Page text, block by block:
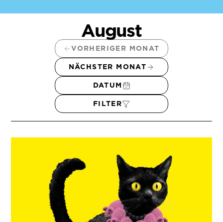
August
VORHERIGER MONAT
NÄCHSTER MONAT
DATUM
FILTER